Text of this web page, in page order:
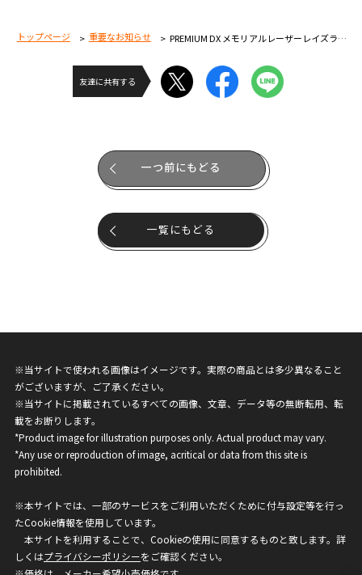
トップページ 重要なお知らせ PREMIUM DX メモリアルレーザーレイズライザーに関するお詫びとお知らせ
友達に共有する
一つ前にもどる
一覧にもどる
※当サイトで使われる画像はイメージです。実際の商品とは多少異なること
がございますが、ご了承ください。
※当サイトに掲載されているすべての画像、文章、データ等の無断転用、転
載をお断りします。
*Product image for illustration purposes only. Actual product may vary.
*Any use or reproduction of image, acritical or data from this site is
prohibited.
※本サイトでは、一部のサービスをご利用いただくために付与設定等を行っ
たCookie情報を使用しています。
本サイトを利用することで、Cookieの使用に同意するものと致します。詳
しくはプライバシーポリシーをご確認ください。